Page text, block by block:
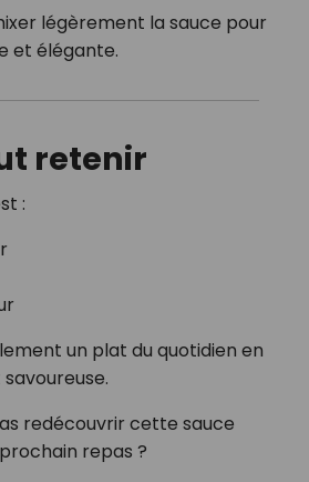
légèrement la sauce pour
et élégante.
retenir
:
un plat du quotidien en
redécouvrir cette sauce
repas ?